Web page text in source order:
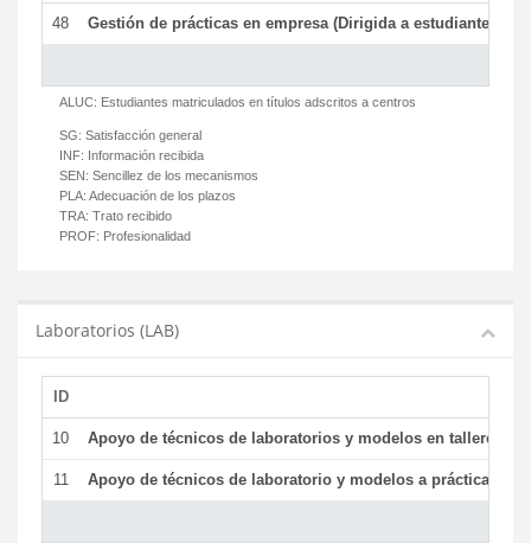
48 Gestión de prácticas en empresa (Dirigida a estudiantes)
ALUC: Estudiantes matriculados en títulos adscritos a centros
SG: Satisfacción general
INF: Información recibida
SEN: Sencillez de los mecanismos
PLA: Adecuación de los plazos
TRA: Trato recibido
PROF: Profesionalidad
Laboratorios (LAB)
ID
10 Apoyo de técnicos de laboratorios y modelos en talleres/
11 Apoyo de técnicos de laboratorio y modelos a prácticas y